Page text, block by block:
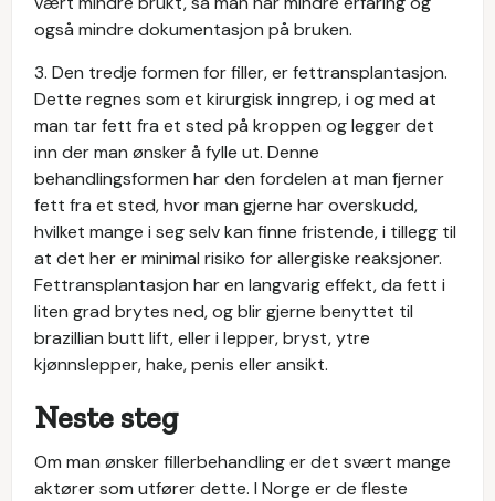
også mindre dokumentasjon på bruken.
3. Den tredje formen for filler, er fettransplantasjon.
Dette regnes som et kirurgisk inngrep, i og med at
man tar fett fra et sted på kroppen og legger det
inn der man ønsker å fylle ut. Denne
behandlingsformen har den fordelen at man fjerner
fett fra et sted, hvor man gjerne har overskudd,
hvilket mange i seg selv kan finne fristende, i tillegg til
at det her er minimal risiko for allergiske reaksjoner.
Fettransplantasjon har en langvarig effekt, da fett i
liten grad brytes ned, og blir gjerne benyttet til
brazillian butt lift, eller i lepper, bryst, ytre
kjønnslepper, hake, penis eller ansikt.
Neste steg
Om man ønsker fillerbehandling er det svært mange
aktører som utfører dette. I Norge er de fleste